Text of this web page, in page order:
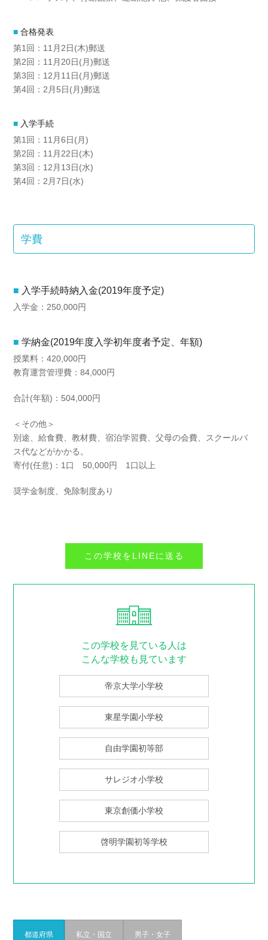
合格発表
第1回：11月2日(木)郵送
第2回：11月20日(月)郵送
第3回：12月11日(月)郵送
第4回：2月5日(月)郵送
入学手続
第1回：11月6日(月)
第2回：11月22日(木)
第3回：12月13日(水)
第4回：2月7日(水)
学費
入学手続時納入金(2019年度予定)
入学金：250,000円
学納金(2019年度入学初年度者予定、年額)
授業料：420,000円
教育運営管理費：84,000円
合計(年額)：504,000円
＜その他＞
別途、給食費、教材費、宿泊学習費、父母の会費、スクールバ
ス代などがかかる。
寄付(任意)：1口 50,000円 1口以上
奨学金制度、免除制度あり
この学校をLINEに送る
この学校を見ている人は
こんな学校も見ています
帝京大学小学校
東星学園小学校
自由学園初等部
サレジオ小学校
東京創価小学校
啓明学園初等学校
都道府県 私立・国立 男子・女子